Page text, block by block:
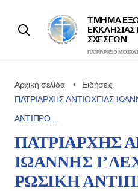
ΤΜΉΜΑ
ΣΧΈΣΕΩΝ
ΠΑΤΡΙΑΡΧΕΊΟ
Αρχική σελίδα
Ειδήσεις
ΠΑΤΡΙΑΡΧΗΣ ΑΝΤΙΟΧΕΙΑΣ
ΑΝΤΙΠΡΟ…
ΠΑΤΡΙΑΡΧΗΣ
ΙΩΑΝΝΗΣ Ι’
ΡΩΣΙΚΗ